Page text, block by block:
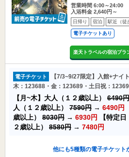
営業時間 6:00～24:00
入浴料金 2,640円～
日帰り 宿泊 駅近（徒
電子チケットあり
楽天トラベルの宿泊プラ
電子チケット
【7/3~9/27限定】入館+ナイ
木：123688・金：123689・土日祝：
【月~木】大人（１２歳以上） 6490円
人（１２歳以上） 7590円 → 6490円
歳以上） 8030円 → 6930円
【特定
２歳以上） 8580円 → 7480円
他にも5種類の電子チケット